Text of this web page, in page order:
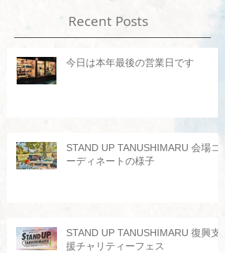
Recent Posts
今日は本年最後の営業日です
STAND UP TANUSHIMARU 会場コ
ーディネートの様子
STAND UP TANUSHIMARU 復興支
援チャリティーフェス